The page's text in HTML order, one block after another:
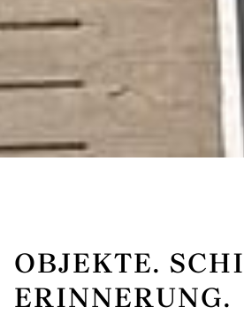
OBJEKTE.
ERINNERUNG.